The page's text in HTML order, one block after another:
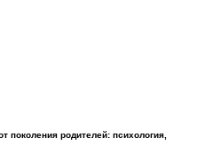
поколения родителей: психология,